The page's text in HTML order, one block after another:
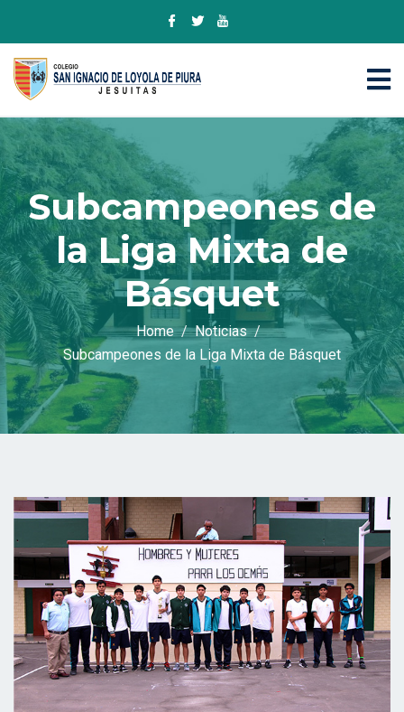
Subcampeones de
la Liga Mixta de
Básquet
Home
Noticias
Subcampeones de la Liga Mixta de Básquet